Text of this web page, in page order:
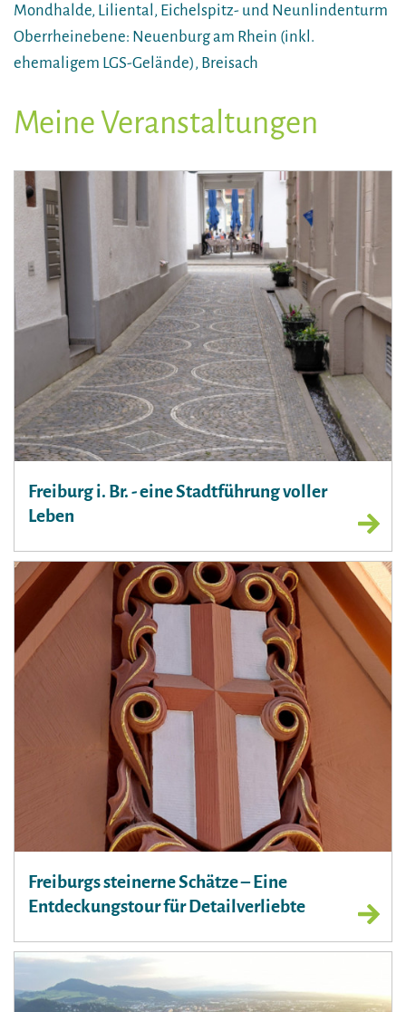
Mondhalde, Liliental, Eichelspitz- und Neunlindenturm
Oberrheinebene: Neuenburg am Rhein (inkl.
ehemaligem LGS-Gelände), Breisach
Meine Veranstaltungen
Freiburg i. Br. - eine Stadtführung voller
Leben
Freiburgs steinerne Schätze – Eine
Entdeckungstour für Detailverliebte